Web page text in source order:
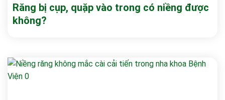
Răng bị cụp, quặp vào trong có niềng được
không?